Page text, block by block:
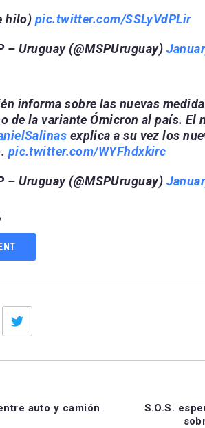
hilo) pic.twitter.com/SSLyVdPLir
– Uruguay (@MSPUruguay)
informa sobre las nuevas
de la variante Ómicron al país. El
explica a su vez los
pic.twitter.com/WYFhdxkirc
– Uruguay (@MSPUruguay)
Facebook
auto y camión
S.O.S.